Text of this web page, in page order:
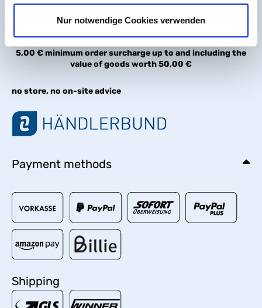
Nur notwendige Cookies verwenden
Mon – Thu:
8 AM - 2 PM
5,00 € minimum order surcharge up to and including the
value of goods worth 50,00 €
no store, no on-site advice
Payment methods
Shipping